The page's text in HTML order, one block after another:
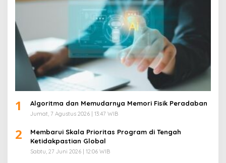
1 Algoritma dan Memudarnya Memori Fisik Peradaban
Jumat, 7 Agustus 2026 | 13:47 WIB
2
Membarui Skala Prioritas Program di Tengah
Ketidakpastian Global
Sabtu, 27 Juni 2026 | 12:06 WIB